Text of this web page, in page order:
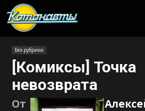
Без рубрики
[Комиксы] Точка
невозврата
От